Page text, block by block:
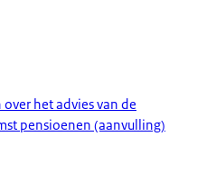
het advies van de
pensioenen (aanvulling)